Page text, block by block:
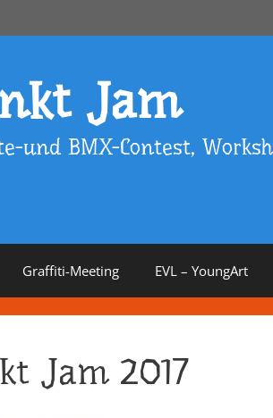
Jam
und BMX-Contest,
Graffiti-Meeting EVL – YoungArt
Jam 2017